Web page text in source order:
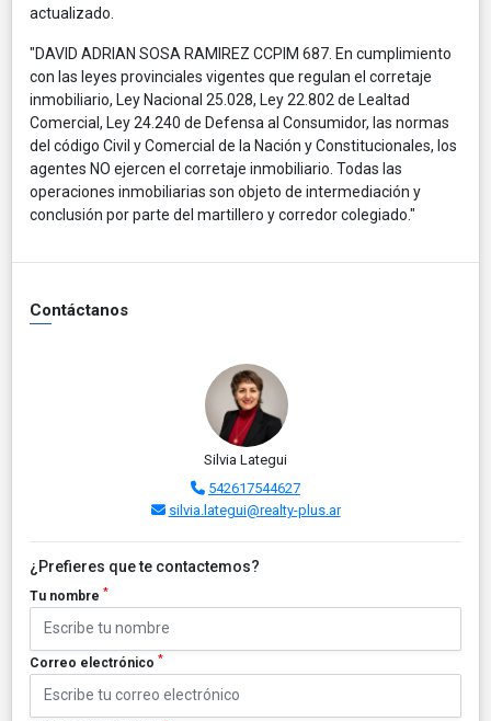
actualizado.
"DAVID ADRIAN SOSA RAMIREZ CCPIM 687. En cumplimiento
con las leyes provinciales vigentes que regulan el corretaje
inmobiliario, Ley Nacional 25.028, Ley 22.802 de Lealtad
Comercial, Ley 24.240 de Defensa al Consumidor, las normas
del código Civil y Comercial de la Nación y Constitucionales, los
agentes NO ejercen el corretaje inmobiliario. Todas las
operaciones inmobiliarias son objeto de intermediación y
conclusión por parte del martillero y corredor colegiado."
Contáctanos
Silvia Lategui
542617544627
silvia.lategui@realty-plus.ar
¿Prefieres que te contactemos?
Tu nombre *
Correo electrónico *